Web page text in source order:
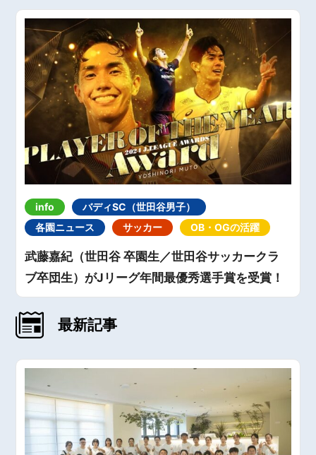
info
バディSC（世田谷男子）
各園ニュース
サッカー OB・OGの活躍
武藤嘉紀（世田谷 卒園生／世田谷サッカークラ
ブ卒団生）がJリーグ年間最優秀選手賞を受賞！
最新記事